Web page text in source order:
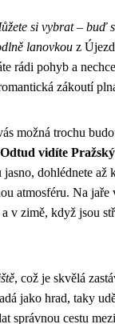
si vybrat – buď
lanovkou z
rádi pohyb a
zákoutí
možná trochu
Odtud vidíte
dohlédnete až
atmosféru. Na jaře
v zimě, když jsou
, což je skvělá
jako hrad, taky
správnou cestu